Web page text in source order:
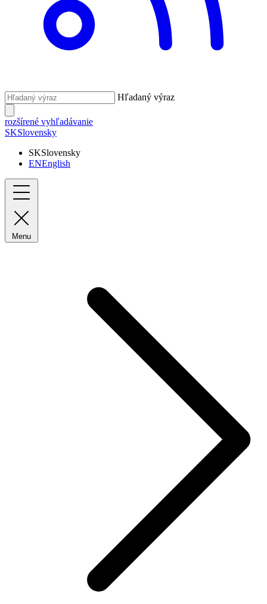
Hľadaný výraz
rozšírené vyhľadávanie
SKSlovensky
SKSlovensky
ENEnglish
Menu